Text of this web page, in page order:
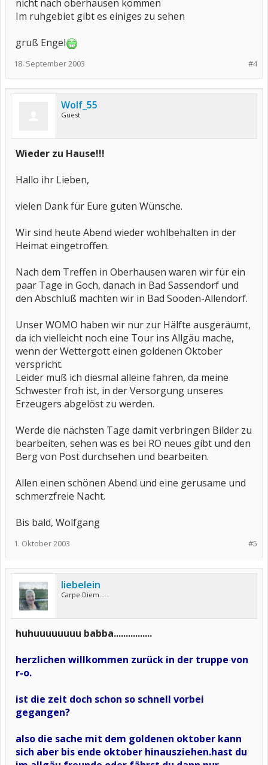
nicht nach oberhausen kommen
Im ruhgebiet gibt es einiges zu sehen
gruß Engel
#4
18. September 2003
Wolf_55
Guest
Wieder zu Hause!!!
Hallo ihr Lieben,
vielen Dank für Eure guten Wünsche.
Wir sind heute Abend wieder wohlbehalten in der
Heimat eingetroffen.
Nach dem Treffen in Oberhausen waren wir für ein
paar Tage in Goch, danach in Bad Sassendorf und
den Abschluß machten wir in Bad Sooden-Allendorf.
Unser WOMO haben wir nur zur Hälfte ausgeräumt,
da ich vielleicht noch eine Tour ins Allgäu mache,
wenn der Wettergott einen goldenen Oktober
verspricht.
Leider muß ich diesmal alleine fahren, da meine
Schwester froh ist, in der Versorgung unseres
Erzeugers abgelöst zu werden.
Werde die nächsten Tage damit verbringen Bilder zu
bearbeiten, sehen was es bei RO neues gibt und den
Berg von Post durchsehen und bearbeiten.
Allen einen schönen Abend und eine gerusame und
schmerzfreie Nacht.
Bis bald, Wolfgang
#5
1. Oktober 2003
liebelein
Carpe Diem.....
huhuuuuuuuu babba................
herzlichen willkommen zurück in der truppe von
r-o.
ist die zeit doch schon so schnell vorbei
gegangen?
also die sache mit dem goldenen oktober kann
sich aber bis ende oktober hinausziehen.hast du